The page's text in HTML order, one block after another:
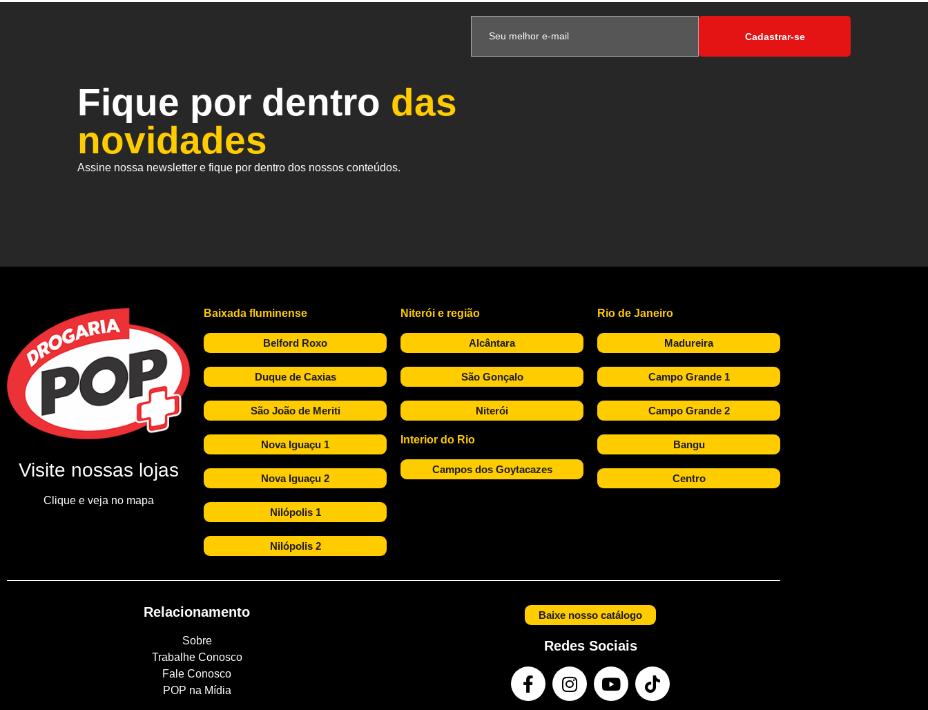
Fique por dentro das
novidades
Assine nossa newsletter e fique por dentro dos nossos conteúdos.
Cadastrar-se
Visite nossas lojas
Clique e veja no mapa
Baixada fluminense
Belford Roxo
Duque de Caxias
São João de Meriti
Nova Iguaçu 1
Nova Iguaçu 2
Nilópolis 1
Nilópolis 2
Niterói e região
Alcântara
São Gonçalo
Niterói
Interior do Rio
Campos dos Goytacazes
Rio de Janeiro
Madureira
Campo Grande 1
Campo Grande 2
Bangu
Centro
Relacionamento
Sobre
Trabalhe Conosco
Fale Conosco
POP na Mídia
Baixe nosso catálogo
Redes Sociais